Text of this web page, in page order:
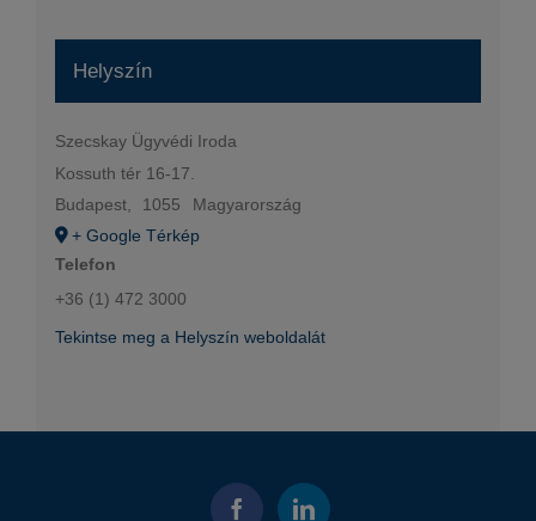
Helyszín
Szecskay Ügyvédi Iroda
Kossuth tér 16-17.
Budapest, 1055
Magyarország
+ Google Térkép
Telefon
+36 (1) 472 3000
Tekintse meg a Helyszín weboldalát